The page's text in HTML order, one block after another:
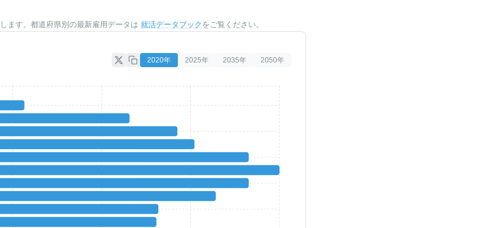
ます。都道府県別の最新雇用データは 就活データブック をご覧ください。
2020年 2025年 2035年 2050年